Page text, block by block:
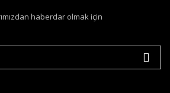
haberdar olmak için